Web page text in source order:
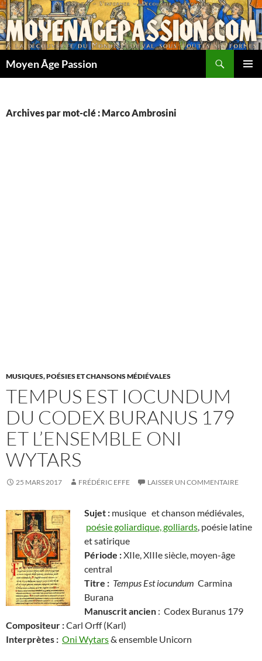
Aller
au
contenu
Moyen Âge Passion
Archives par mot-clé : Marco Ambrosini
MUSIQUES, POÉSIES ET CHANSONS MÉDIÉVALES
TEMPUS EST IOCUNDUM
DU CODEX BURANUS 179
ET L’ENSEMBLE ONI
WYTARS
25 MARS 2017 FRÉDÉRIC EFFE LAISSER UN COMMENTAIRE
Sujet : musique et chanson médiévales,
poésie goliardique, golliards, poésie latine
et satirique
Période :XIIe, XIIIe siècle, moyen-âge
central
Titre : Tempus Est iocundum Carmina
Burana
Manuscrit ancien : Codex Buranus 179
Compositeur :Carl Orff (Karl)
Interprètes : Oni Wytars& ensemble Unicorn